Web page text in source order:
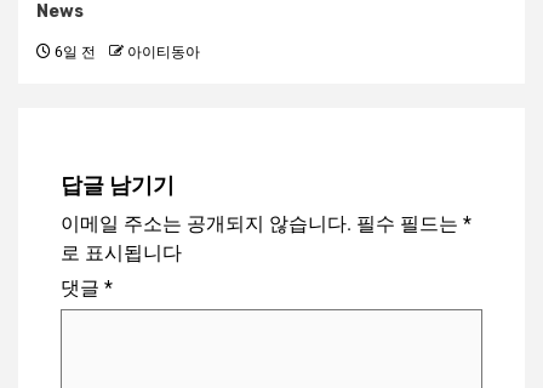
News
6일 전 아이티동아
답글 남기기
이메일 주소는 공개되지 않습니다. 필수 필드는 *
로 표시됩니다
댓글 *